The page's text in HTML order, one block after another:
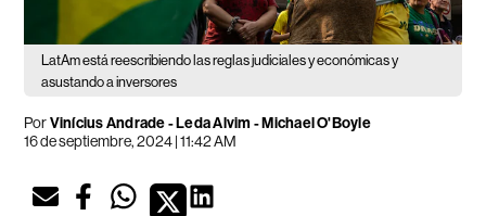
LatAm está reescribiendo las reglas judiciales y económicas y
asustando a inversores
PorVinícius Andrade - Leda Alvim - Michael O'Boyle
16 de septiembre, 2024 | 11:42 AM